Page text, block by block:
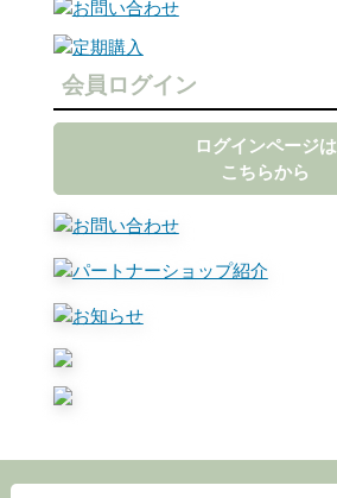
会員ログイン
ログインページは
こちらから